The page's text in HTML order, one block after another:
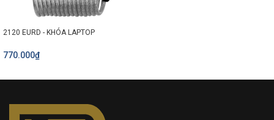
2120 EURD - KHÓA LAPTOP
770.000₫